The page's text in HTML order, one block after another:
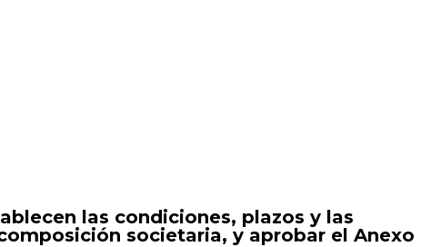
las condiciones, plazos y las
societaria, y aprobar el Anexo